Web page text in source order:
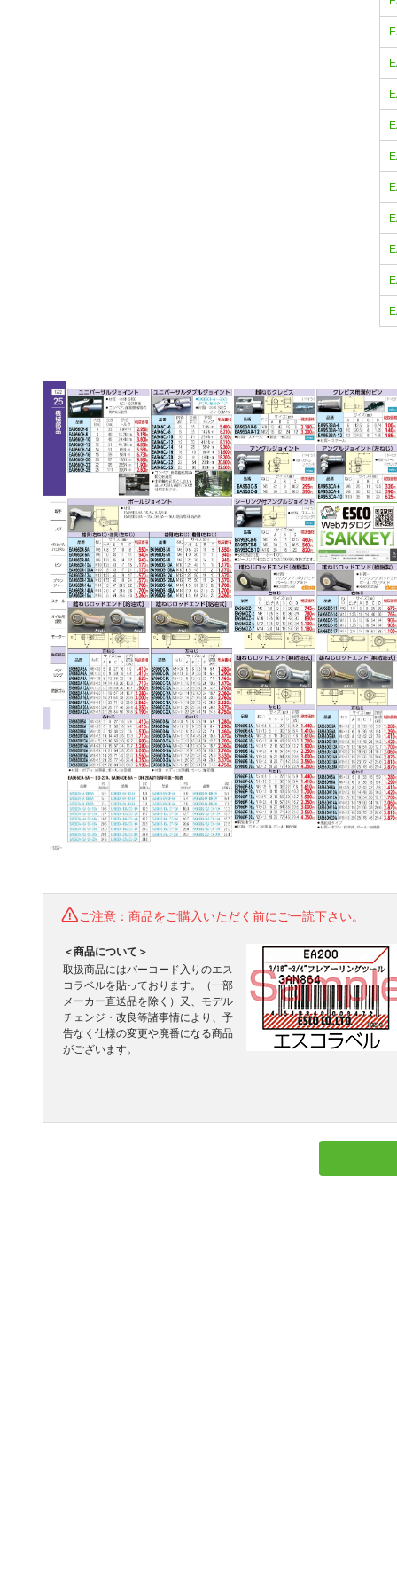
ご注意：商品をご購入いただく前にご一読下さい。
＜商品について＞
取扱商品にはバーコード入りのエス
コラベルを貼っております。（一部
メーカー直送品を除く）又、モデル
チェンジ・改良等諸事情により、予
告なく仕様の変更や廃番になる商品
がございます。